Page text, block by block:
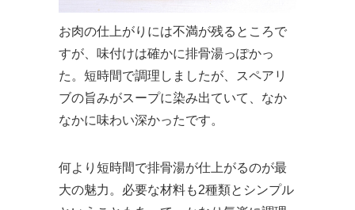
お肉の仕上がりには不満が残るところで
すが、味付けは確かに排骨湯っぽかっ
た。短時間で調理しましたが、スペアリ
ブの旨みがスープに染み出ていて、なか
なかに味わい深かったです。
何より短時間で排骨湯が仕上がるのが最
大の魅力。必要な材料も2種類とシンプル